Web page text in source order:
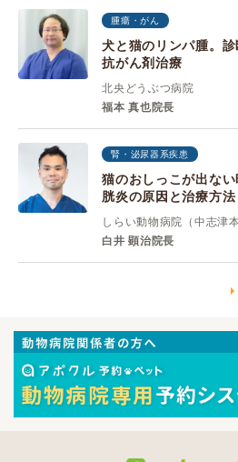
腫瘍・がん
犬と猫のリンパ腫。
抗がん剤治療
北央どうぶつ病院
福本 真也院長
腎・泌尿器系疾患
猫のおしっこが出な
胱炎の原因と治療方法
しらい動物病院（中志津本
白井 顕治院長